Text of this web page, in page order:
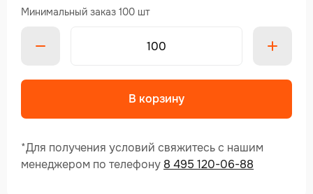
Минимальный заказ 100 шт
В корзину
*Для получения условий свяжитесь с нашим
менеджером по телефону 8 495 120-06-88